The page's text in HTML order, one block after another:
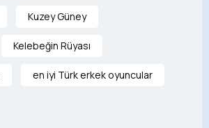
Kuzey Güney
Kelebeğin Rüyası
en iyi Türk erkek oyuncular